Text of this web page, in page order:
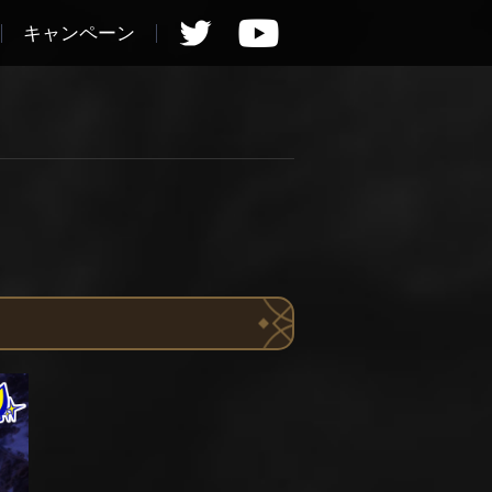
キャンペーン